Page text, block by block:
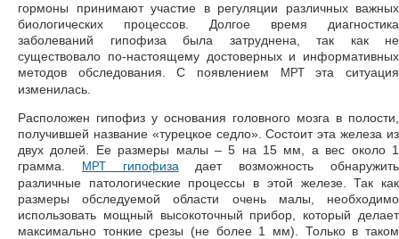
гормоны принимают участие в регуляции различных важных
биологических процессов. Долгое время диагностика
заболеваний гипофиза была затруднена, так как не
существовало по-настоящему достоверных и информативных
методов обследования. С появлением
МРТ эта ситуация
изменилась.
Расположен гипофиз у основания головного мозга в полости,
получившей название «турецкое седло». Состоит эта железа из
двух долей. Ее размеры малы – 5 на 15 мм, а вес около 1
грамма.
МРТ гипофиза дает возможность обнаружить
различные патологические процессы в этой железе. Так как
размеры обследуемой области очень малы, необходимо
использовать мощный высокоточный прибор, который делает
максимально тонкие срезы (не более 1 мм). Только в таком